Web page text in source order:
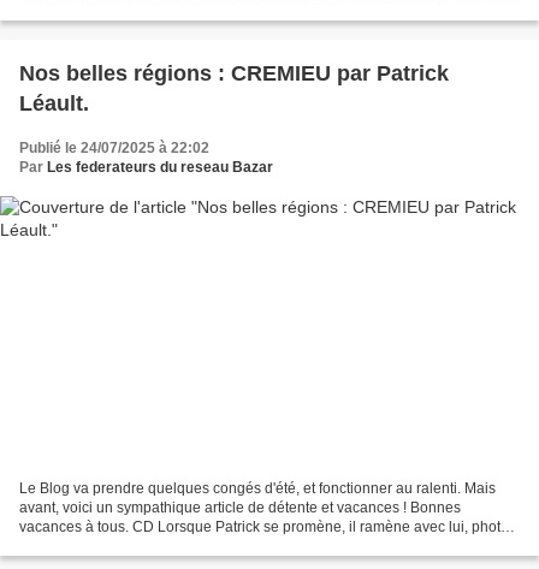
Nos belles régions : CREMIEU par Patrick
Léault.
Publié le 24/07/2025 à 22:02
Par Les federateurs du reseau Bazar
Le Blog va prendre quelques congés d'été, et fonctionner au ralenti. Mais
avant, voici un sympathique article de détente et vacances ! Bonnes
vacances à tous. CD Lorsque Patrick se promène, il ramène avec lui, photos